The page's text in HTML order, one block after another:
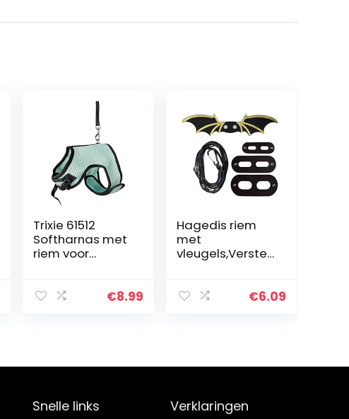
Trixie 61512
Softharnas met
riem voor
€8.99
Hagedis riem
met
vleugels,Verstel
verstelbare
€6.09
Snelle links Verklaringen